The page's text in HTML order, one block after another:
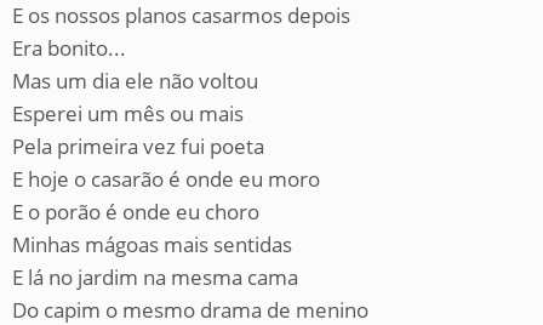
E os nossos planos casarmos depois
Era bonito...
Mas um dia ele não voltou
Esperei um mês ou mais
Pela primeira vez fui poeta
E hoje o casarão é onde eu moro
E o porão é onde eu choro
Minhas mágoas mais sentidas
E lá no jardim na mesma cama
Do capim o mesmo drama de menino